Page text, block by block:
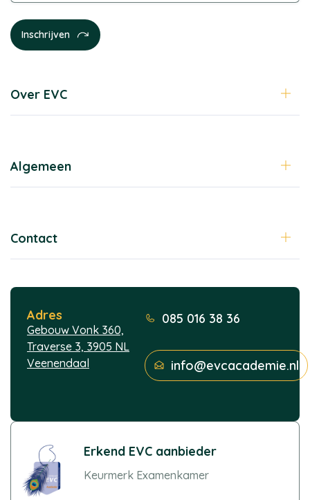
Over EVC
Algemeen
Contact
Adres
Gebouw Vonk 360,
Traverse 3, 3905 NL
Veenendaal
085 016 38 36
info@evcacademie.nl
Erkend EVC aanbieder
Keurmerk Examenkamer